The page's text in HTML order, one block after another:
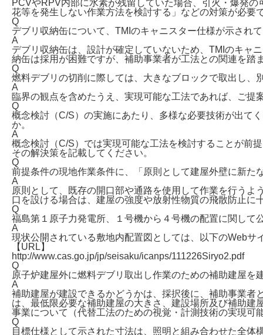
PCVやRPV内部に水素が残留していた場合、引火・爆発
花等を発生しない作業方法を検討する」などの対策が必要
Q
デブリ収納缶について、TMIのキャニスター仕様が示され
A
デブリ収納缶は、設計が確定していないため、TMIのキャ
納缶は採用が困難ですが、補助事業者が工法との関連を
Q
燃料デブリの切削に際しては、大きなブロックで取出し
A
臨界の観点を含めたうえ、実現可能な工法であれば、ご提
Q
概念検討（C/S）の実施にあたり、多様な必要技術が出て
か。
A
概念検討（C/S）では実現可能な工法を検討することが前
その解決策を記載してください。
Q
前提条件の現地作業条件に、「原則として建屋外壁に新
A
原則として、既存の開口部や通路を使用して作業を行う
口を設ける場合は、建屋の強度や放射性物質の飛散防止に
Q
福島第１原子力発電所、１号機から４号機の配置に関して
A
現状公開されている敷地内配置図としては、以下のWeb
【URL】
http://www.cas.go.jp/jp/seisaku/icanps/111226Siryo2.pdf
Q
原子炉建屋外に燃料デブリ取出し作業のための補助建屋を
A
補助建屋が建設できるかどうかは、採択後に、補助事業
は、最低限必要な補助建屋の大きさ、建設場所及び補助建
事業について（代替工法のための視覚・計測技術の実現可
Q
目標仕様として示された寸法は、照明と組み合わせた全体